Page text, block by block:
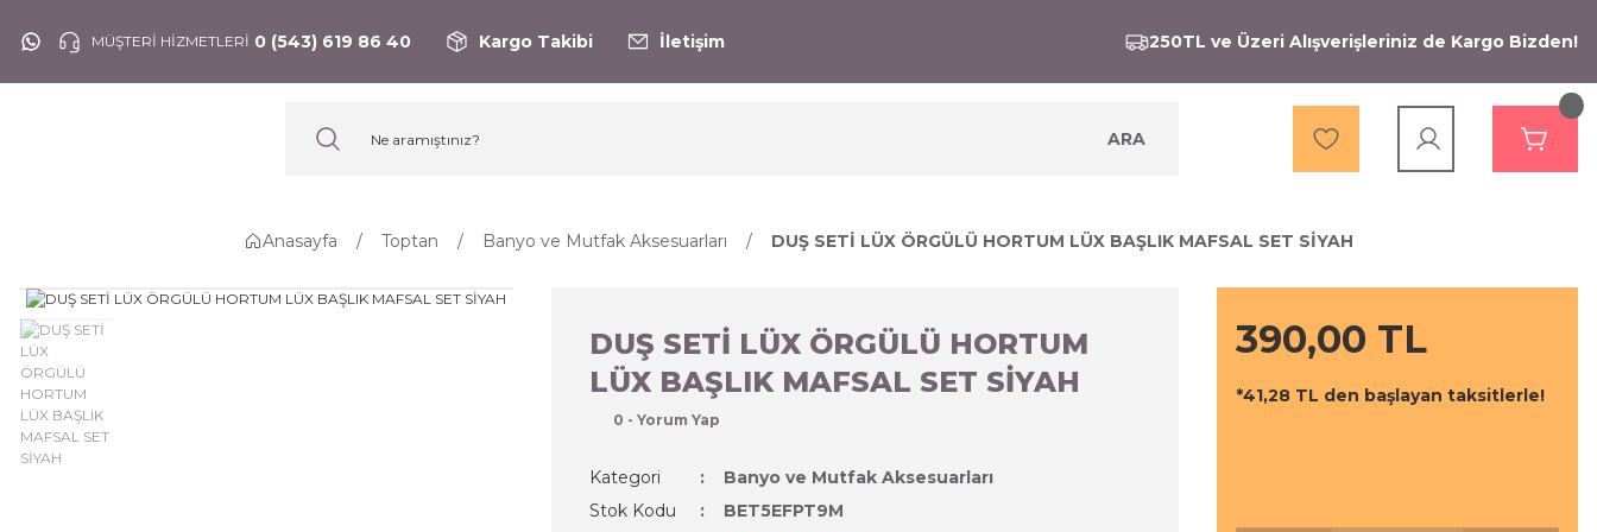
MÜŞTERİ HİZMETLERİ 0 (543) 619 86 40 Kargo Takibi İletişim 250TL ve Üzeri Alışverişleriniz de Kargo Bizden!
ARA
Anasayfa Toptan Banyo ve Mutfak Aksesuarları DUŞ SETİ LÜX ÖRGÜLÜ HORTUM LÜX BAŞLIK MAFSAL SET SİYAH
DUŞ SETİ LÜX ÖRGÜLÜ HORTUM
LÜX BAŞLIK MAFSAL SET SİYAH
0 - Yorum Yap
Kategori
Banyo ve Mutfak Aksesuarları
Stok Kodu
BET5EFPT9M
390,00 TL
*41,28 TL den başlayan taksitlerle!